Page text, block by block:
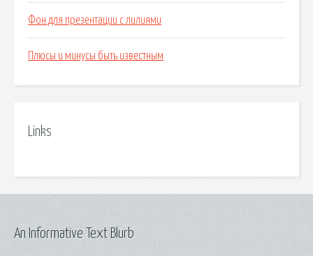
Фон для презентации с лилиями
Плюсы и минусы быть известным
Links
An Informative Text Blurb